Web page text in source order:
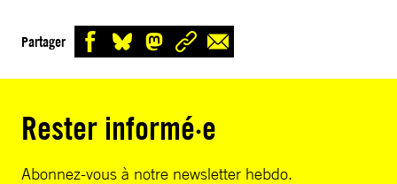
Partager
Rester informé·e
Abonnez-vous à notre newsletter hebdo.